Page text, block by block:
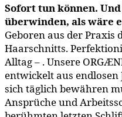
Sofort tun können.
überwinden, als wäre
Geboren aus der Praxis
Haarschnitts.
Alltag – . Unsere
entwickelt aus
sich täglich bewähren
Ansprüche und